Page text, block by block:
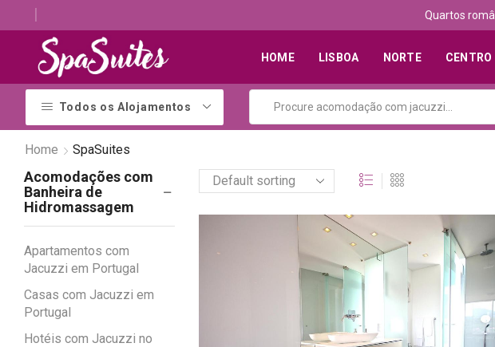
Quartos
HOME LISBOA NORTE CENTRO
Todos os Alojamentos
Home SpaSuites
Acomodações com
Banheira de
Hidromassagem
Apartamentos com
Jacuzzi em Portugal
Casas com Jacuzzi em
Portugal
Hotéis com Jacuzzi no